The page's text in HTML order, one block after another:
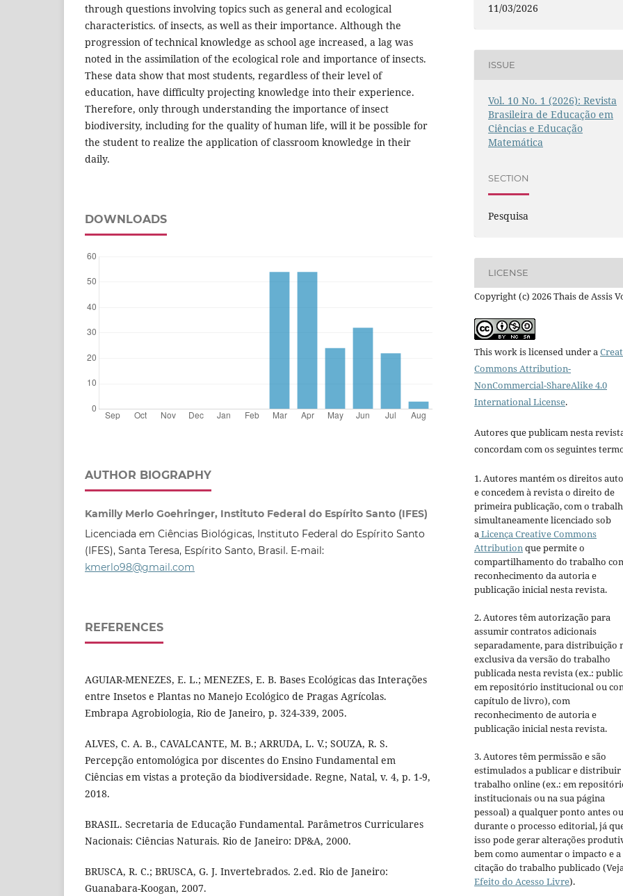
through questions involving topics such as general and ecological
characteristics. of insects, as well as their importance. Although the
progression of technical knowledge as school age increased, a lag was
noted in the assimilation of the ecological role and importance of insects.
These data show that most students, regardless of their level of
education, have difficulty projecting knowledge into their experience.
Therefore, only through understanding the importance of insect
biodiversity, including for the quality of human life, will it be possible for
the student to realize the application of classroom knowledge in their
daily.
DOWNLOADS
AUTHOR BIOGRAPHY
Kamilly Merlo Goehringer, Instituto Federal do Espírito Santo (IFES)
Licenciada em Ciências Biológicas, Instituto Federal do Espírito Santo
(IFES), Santa Teresa, Espírito Santo, Brasil. E-mail:
kmerlo98@gmail.com
REFERENCES
AGUIAR-MENEZES, E. L.; MENEZES, E. B. Bases Ecológicas das Interações
entre Insetos e Plantas no Manejo Ecológico de Pragas Agrícolas.
Embrapa Agrobiologia, Rio de Janeiro, p. 324-339, 2005.
ALVES, C. A. B., CAVALCANTE, M. B.; ARRUDA, L. V.; SOUZA, R. S.
Percepção entomológica por discentes do Ensino Fundamental em
Ciências em vistas a proteção da biodiversidade. Regne, Natal, v. 4, p. 1-9,
2018.
BRASIL. Secretaria de Educação Fundamental. Parâmetros Curriculares
Nacionais: Ciências Naturais. Rio de Janeiro: DP&A, 2000.
BRUSCA, R. C.; BRUSCA, G. J. Invertebrados. 2.ed. Rio de Janeiro:
Guanabara-Koogan, 2007.
11/03/2026
ISSUE
Vol. 10 No. 1 (2026): Revista
Brasileira de Educação em
Ciências e Educação
Matemática
SECTION
Pesquisa
LICENSE
Copyright (c) 2026 Thais de Assis
This work is licensed under a
Commons Attribution-
NonCommercial-ShareAlike 4.0
International License.
Autores que publicam nesta
concordam com os seguintes
1. Autores mantém os direitos
e concedem à revista o direito de
primeira publicação, com o
simultaneamente licenciado sob
aLicença Creative Commons
Attributionque permite o
compartilhamento do trabalho
reconhecimento da autoria e
publicação inicial nesta revista.
2. Autores têm autorização para
assumir contratos adicionais
separadamente, para distribuição
exclusiva da versão do trabalho
publicada nesta revista (ex.:
em repositório institucional ou
capítulo de livro), com
reconhecimento de autoria e
publicação inicial nesta revista.
3. Autores têm permissão e são
estimulados a publicar e distribuir
trabalho online (ex.: em
institucionais ou na sua página
pessoal) a qualquer ponto antes ou
durante o processo editorial, já
isso pode gerar alterações
bem como aumentar o impacto e a
citação do trabalho publicado
Efeito do Acesso Livre).